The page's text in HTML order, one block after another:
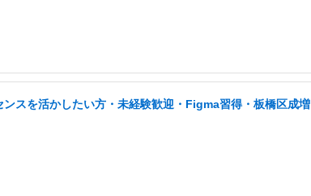
スを活かしたい方・未経験歓迎・Figma習得・板橋区成増